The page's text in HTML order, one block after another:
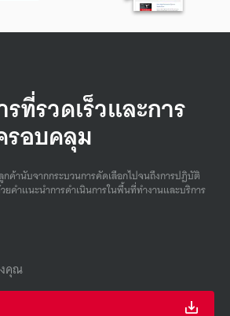
ที่รวดเร็วและการ
อบคลุม
กค้านับจากกระบวนการคัดเลือกไปจนถึงการปฏิบัติ
คําแนะนําการดําเนินการในพื้นที่ทํางานและบริการ
คุณ